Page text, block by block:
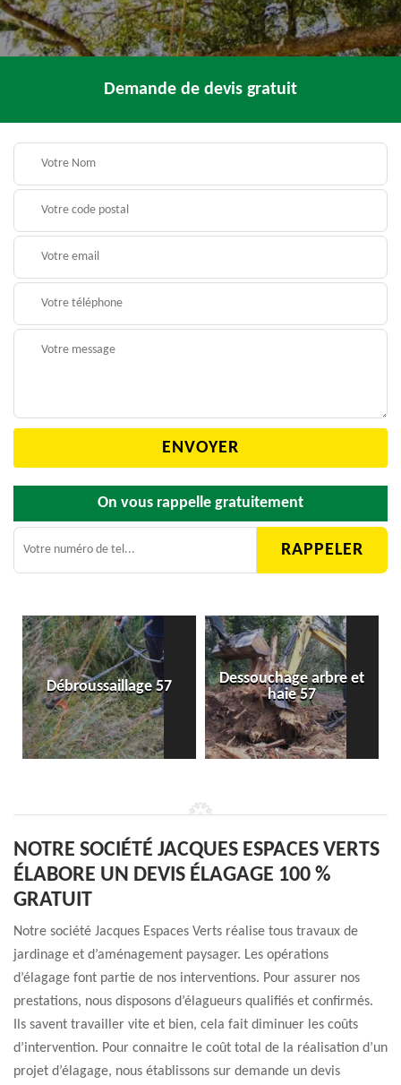
Demande de devis gratuit
On vous rappelle gratuitement
Débroussaillage 57
Dessouchage arbre et
haie 57
NOTRE SOCIÉTÉ JACQUES ESPACES VERTS
ÉLABORE UN DEVIS ÉLAGAGE 100 %
GRATUIT
Notre société Jacques Espaces Verts réalise tous travaux de
jardinage et d’aménagement paysager. Les opérations
d’élagage font partie de nos interventions. Pour assurer nos
prestations, nous disposons d’élagueurs qualifiés et confirmés.
Ils savent travailler vite et bien, cela fait diminuer les coûts
d’intervention. Pour connaitre le coût total de la réalisation d’un
projet d’élagage, nous établissons sur demande un devis